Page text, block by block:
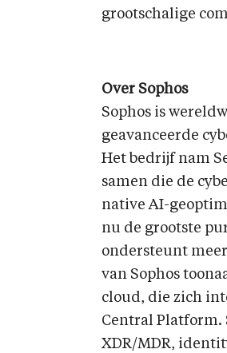
grootschalige
Over Sophos
Sophos is
geavanceerde
Het bedrijf nam
samen die de
native AI-
nu de grootste
ondersteunt
van Sophos
cloud, die zich
Central Platform.
XDR/MDR,